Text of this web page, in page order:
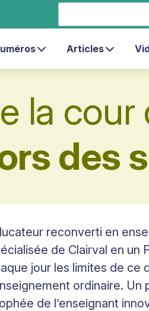
Articles
la
des
reconverti en
de Clairval en un
jour les limites de ce
ordinaire.
de l’enseignant